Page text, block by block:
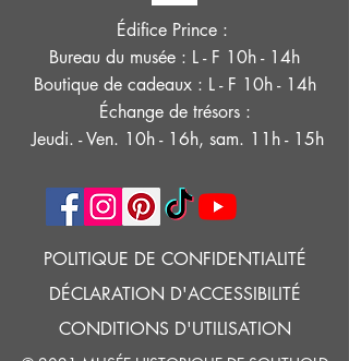
Édifice Prince :
Bureau du musée : L - F 10h - 14h
Boutique de cadeaux : L - F 10h - 14h
Échange de trésors :
Jeudi. - Ven. 10h - 16h, sam. 11h - 15h
POLITIQUE DE CONFIDENTIALITÉ
DÉCLARATION D'ACCESSIBILITÉ
CONDITIONS D'UTILISATION